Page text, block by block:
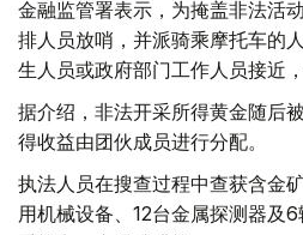
金融监管署表示，为掩盖非法活
排人员放哨，并派骑乘摩托车的
生人员或政府部门工作人员接近
据介绍，非法开采所得黄金随后
得收益由团伙成员进行分配。
执法人员在搜查过程中查获含金
用机械设备、12台金属探测器及